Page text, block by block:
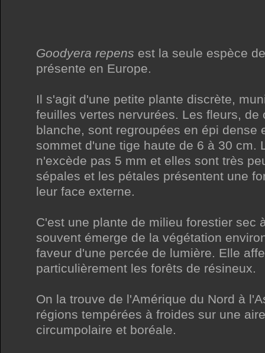
Goodyera repens est la seule espèce
présente en Europe.
Il s'agit d'une petite plante discrète,
feuilles vertes nervurées. Les fleurs, de
blanche, sont regroupées en épi dense
sommet d'une tige haute de 6 à 30 cm.
n'excède pas 5 mm et elles sont très
sépales et les pétales présentent une
leur face externe.
C'est une plante de milieu forestier sec
souvent émerge de la végétation
faveur d'une percée de lumière. Elle
particulièrement les forêts de résineux.
On la trouve de l'Amérique du Nord à
régions tempérées à froides sur une
circumpolaire et boréale.